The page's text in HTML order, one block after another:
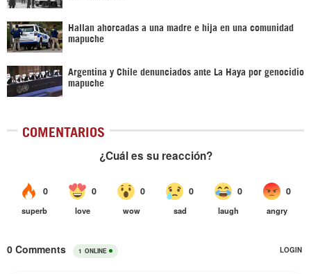
Hallan ahorcadas a una madre e hija en una comunidad
mapuche
Argentina y Chile denunciados ante La Haya por genocidio
mapuche
COMENTARIOS